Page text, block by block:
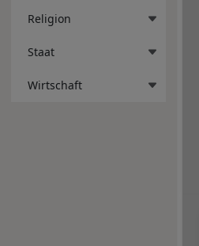
Religion
Staat
Wirtschaft